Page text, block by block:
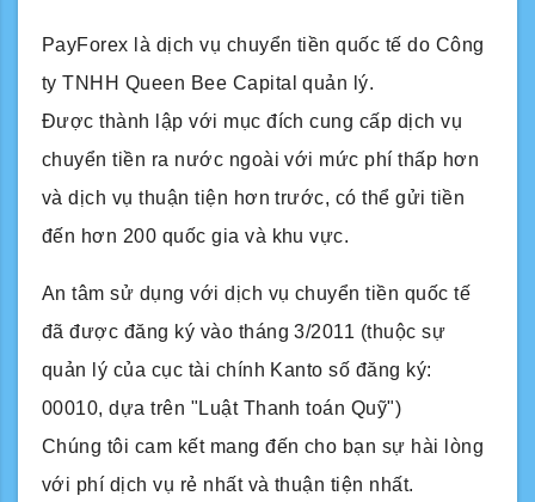
PayForex là dịch vụ chuyển tiền quốc tế do Công
ty TNHH Queen Bee Capital quản lý.
Được thành lập với mục đích cung cấp dịch vụ
chuyển tiền ra nước ngoài với mức phí thấp hơn
và dịch vụ thuận tiện hơn trước, có thể gửi tiền
đến hơn 200 quốc gia và khu vực.
An tâm sử dụng với dịch vụ chuyển tiền quốc tế
đã được đăng ký vào tháng 3/2011 (thuộc sự
quản lý của cục tài chính Kanto số đăng ký:
00010, dựa trên "Luật Thanh toán Quỹ")
Chúng tôi cam kết mang đến cho bạn sự hài lòng
với phí dịch vụ rẻ nhất và thuận tiện nhất.